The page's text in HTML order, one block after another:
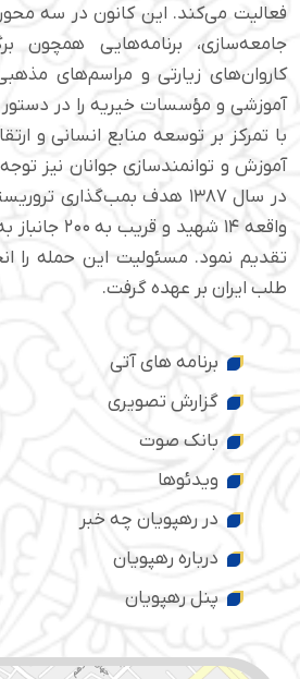
فعالیت می‌کند. این کانون در سه
جامعه‌سازی، برنامه‌هایی همچون
کاروان‌های زیارتی و مراسم‌های مذهبی
آموزشی و مؤسسات خیریه را در دستور
با تمرکز بر توسعه منابع انسانی و
آموزش و توانمندسازی جوانان نیز
در سال ۱۳۸۷ هدف بمب‌گذاری
واقعه ۱۴ شهید
تقدیم نمود. مسئولیت این حمله را
طلب ایران بر عهده گرفت.
برنامه های آتی
گزارش تصویری
بانک صوت
ویدئوها
در رهپویان چه خبر
درباره رهپویان
پنل رهپویان